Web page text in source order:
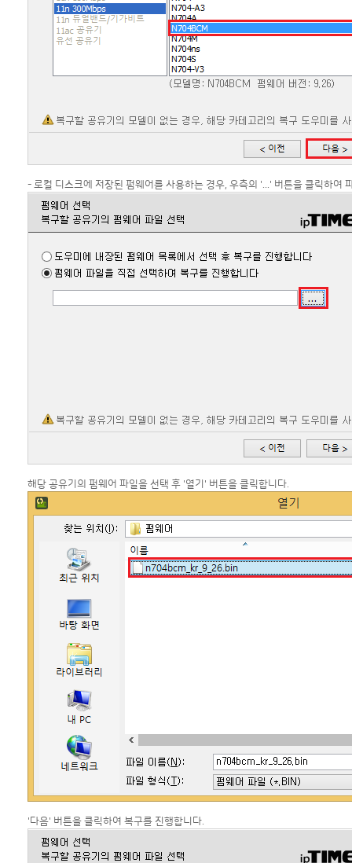
- 로컬 디스크에 저장된 펌웨어를 사용하는 경우, 우측의 '...' 버튼을 클릭하여
해당 공유기의 펌웨어 파일을 선택 후 '열기' 버튼을 클릭합니다.
'다음' 버튼을 클릭하여 복구를 진행합니다.